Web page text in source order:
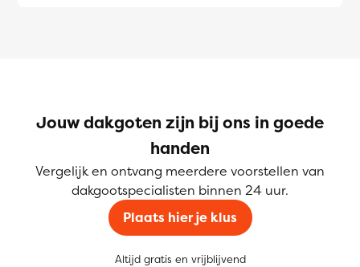
Jouw dakgoten zijn bij ons in goede
handen
Vergelijk en ontvang meerdere voorstellen van
dakgootspecialisten binnen 24 uur.
Plaats hier je klus
Altijd gratis en vrijblijvend